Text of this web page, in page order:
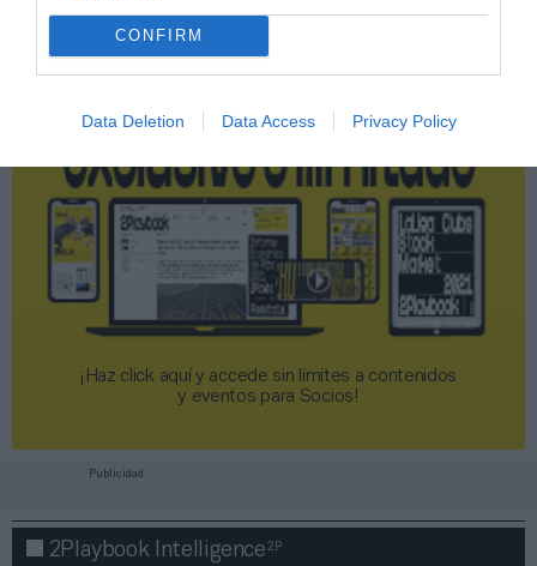
CONFIRM
Data Deletion Data Access Privacy Policy
¡Haz click aquí y accede sin límites a contenidos
y eventos para Socios!​​​​​​​
Publicidad
2Playbook Intelligence2P